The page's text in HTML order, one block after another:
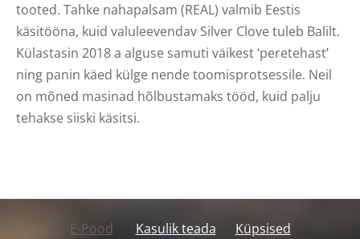
tooted. Tahke nahapalsam (REAL) valmib Eestis
käsitööna, kuid valuleevendav Silver Clove tuleb Balilt.
Külastasin 2018 a alguse samuti väikest ‘peretehast’
ning panin käed külge nende toomisprotsessile. Neil
on mõned masinad hõlbustamaks tööd, kuid palju
tehakse siiski käsitsi.
E-Pood Kasulik teada Küpsised